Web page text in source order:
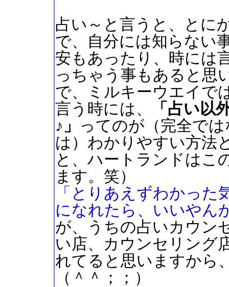
占い～と言うと、とに
で、自分には知らない
安もあったり、時には
っちゃう事もあると思
で、ミルキーウエイで
言う時には、
「占い以
♪」
ってのが（完全で
は）わかりやすい方法
と、ハートランドはこ
ます。笑）
「とりあえずわかっ
になれたら、いいやん
が、うちの占いカウン
い店、カウンセリング
れてると思いますから
（＾＾；；）